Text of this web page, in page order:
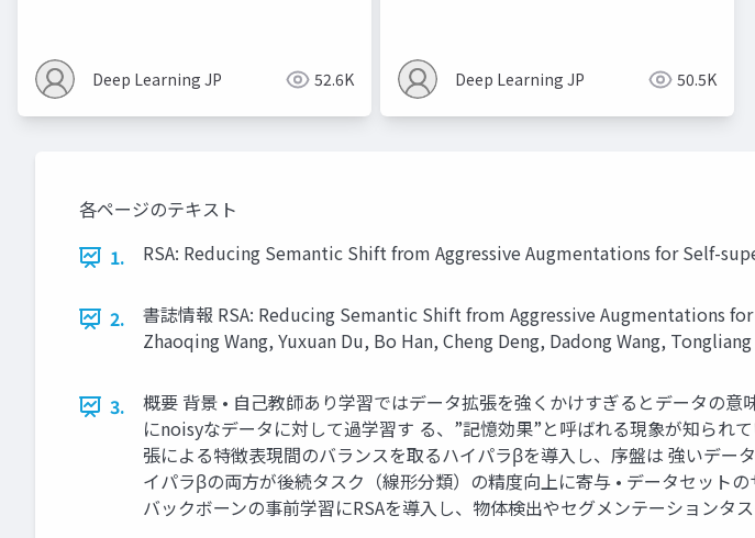
Deep Learning JP 52.6K Deep Learning JP 50.5K
各ページのテキスト
1.
RSA: Reducing Semantic Shift from Aggressive Augmentations for Self-
2.
書誌情報 RSA: Reducing Semantic Shift from Aggressive Augmentations
Zhaoqing Wang, Yuxuan Du, Bo Han, Cheng Deng, Dadong Wang,
3.
概要 背景 • 自己教師あり学習ではデータ拡張を強くかけすぎるとデータの
にnoisyなデータに対して過学習す る、”記憶効果”と呼ばれる現象が知られ
張による特徴表現間のバランスを取るハイパラβを導入し、序盤は 強いデー
イパラβの両方が後続タスク（線形分類）の精度向上に寄与 • データセット
バックボーンの事前学習にRSAを導入し、物体検出やセグメンテーションタ